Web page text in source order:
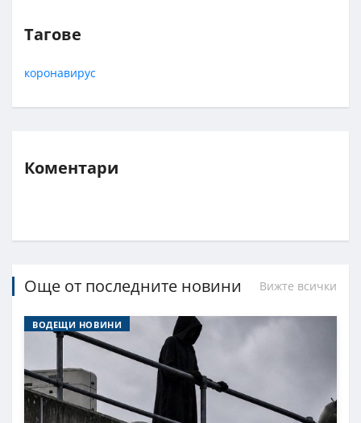
Тагове
коронавирус
Коментари
Още от последните новини Вижте всички
ВОДЕЩИ НОВИНИ